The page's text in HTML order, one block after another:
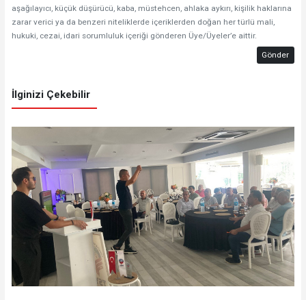
aşağılayıcı, küçük düşürücü, kaba, müstehcen, ahlaka aykırı, kişilik haklarına
zarar verici ya da benzeri niteliklerde içeriklerden doğan her türlü mali,
hukuki, cezai, idari sorumluluk içeriği gönderen Üye/Üyeler’e aittir.
Gönder
İlginizi Çekebilir